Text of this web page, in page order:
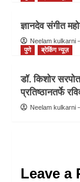
ज्ञानदेव संगीत
Neelam kulkarni
पुणे
ब्रेकिंग न्यूज़
डॉ. किशोर
प्रतिष्ठानतर्फे
Neelam kulkarni
Leave a